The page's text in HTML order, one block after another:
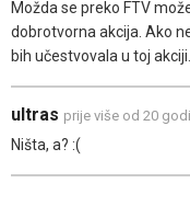
Možda se preko FTV
dobrotvorna akcija. Ako
bih učestvovala u toj akciji.
ultras prije više od 20
Ništa, a? :(